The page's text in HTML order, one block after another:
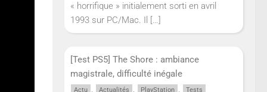
« horrifique » initialement sorti en avril
1993 sur PC/Mac. Il
[…]
[Test PS5] The Shore : ambiance
magistrale, difficulté inégale
Actu , Actualités , PlayStation , Tests